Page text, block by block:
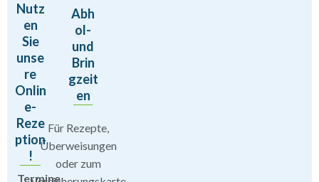
Nutz
en
Sie
unse
re
Onlin
e-
Reze
ption
!
Termine
Abh
ol-
und
Brin
gzeit
en
Für Rezepte,
Überweisungen
oder zum